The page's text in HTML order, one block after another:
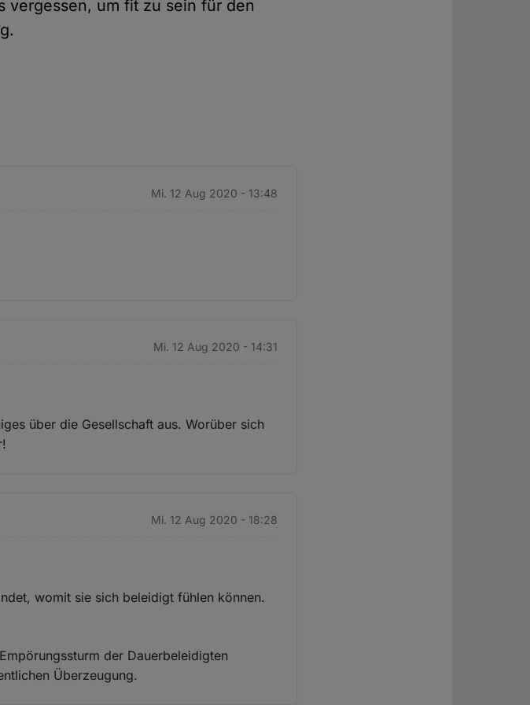
vergessen, um fit zu sein für den
Mi. 12 Aug 2020 - 13:48
Mi. 12 Aug 2020 - 14:31
über die Gesellschaft aus. Worüber sich
Mi. 12 Aug 2020 - 18:28
womit sie sich beleidigt fühlen können.
der Dauerbeleidigten
Überzeugung.